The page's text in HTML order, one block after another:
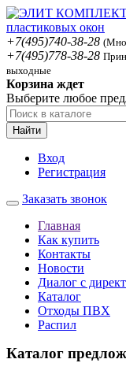
+7(495)740-38-28
+7(495)778-38-28
выходные
Корзина ждет
Выберите любое
Найти
Вход
Регистрация
Заказать звонок
Главная
Как купить
Контакты
Новости
Диалог с
Каталог
Отходы ПВХ
Распил
Каталог